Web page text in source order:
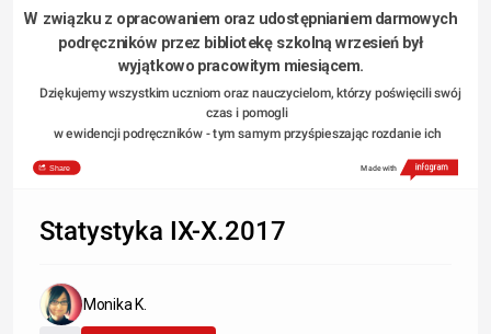
W związku z opracowaniem oraz udostępnianiem darmowych
podręczników przez bibliotekę szkolną wrzesień był
wyjątkowo pracowitym miesiącem.
czas i pomogli
w ewidencji podręczników - tym samym przyśpieszając rozdanie ich
Share Made with
Statystyka IX-X.2017
Monika K.